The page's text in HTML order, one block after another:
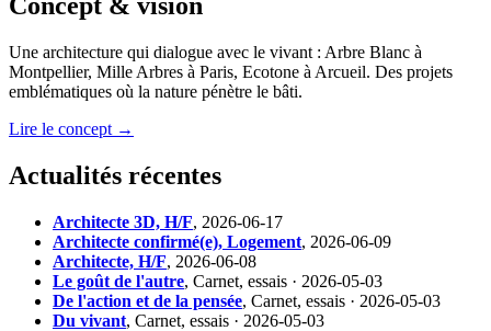
Concept & vision
Une architecture qui dialogue avec le vivant : Arbre Blanc à
Montpellier, Mille Arbres à Paris, Ecotone à Arcueil. Des projets
emblématiques où la nature pénètre le bâti.
Lire le concept →
Actualités récentes
Architecte 3D, H/F, 2026-06-17
Architecte confirmé(e), Logement, 2026-06-09
Architecte, H/F, 2026-06-08
Le goût de l'autre, Carnet, essais · 2026-05-03
De l'action et de la pensée, Carnet, essais · 2026-05-03
Du vivant, Carnet, essais · 2026-05-03